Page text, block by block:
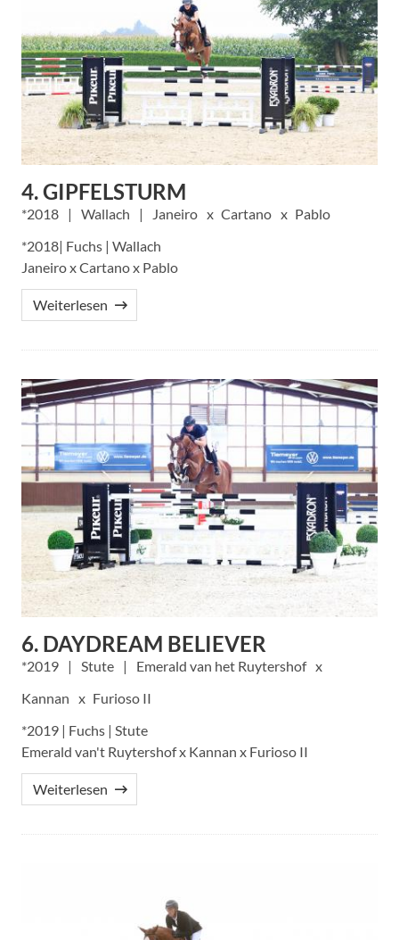
4. GIPFELSTURM
2018 Wallach Janeiro Cartano
Pablo
*2018| Fuchs | Wallach
Janeiro x Cartano x Pablo
Weiterlesen
6. DAYDREAM BELIEVER
2019 Stute
Emerald van het Ruytershof
Kannan
Furioso II
*2019 | Fuchs | Stute
Emerald van't Ruytershof x Kannan x Furioso II
Weiterlesen